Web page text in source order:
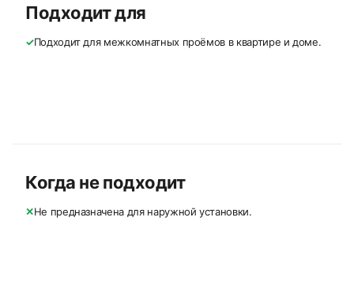
Подходит для
✓Подходит для межкомнатных проёмов в квартире и доме.
Когда не подходит
✕Не предназначена для наружной установки.